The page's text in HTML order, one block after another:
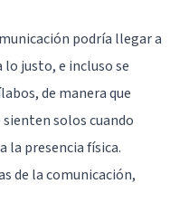
podría llegar a
justo, e incluso se
de manera que
solos cuando
la presencia física.
de la comunicación,